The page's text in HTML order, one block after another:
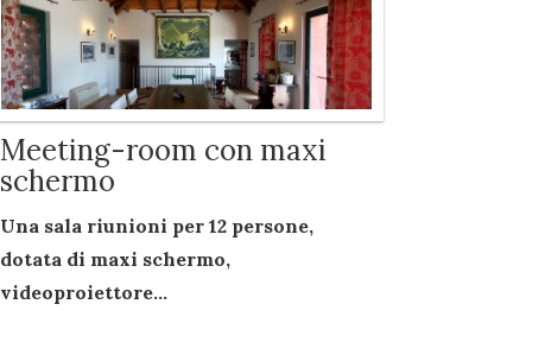
Meeting-room con maxi
schermo
Una sala riunioni per 12 persone,
dotata di maxi schermo,
videoproiettore...